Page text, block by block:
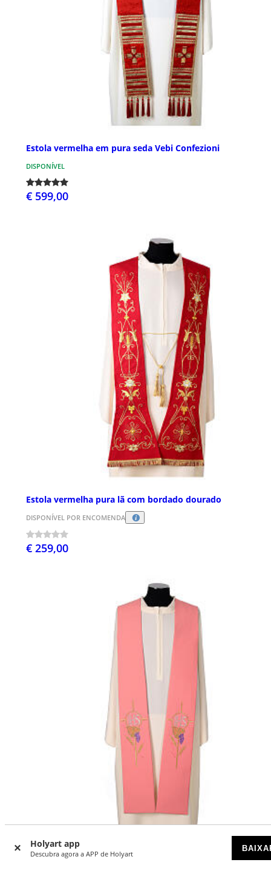
Holyart app
Descubra agora a APP de Holyart
Estola vermelha em pura seda Vebi Confezioni
DISPONÍVEL
€ 599,00
Estola vermelha pura lã com bordado dourado
DISPONÍVEL POR ENCOMENDA
€ 259,00
Estola poliéster cor-de-rosa com bordado letras IHS